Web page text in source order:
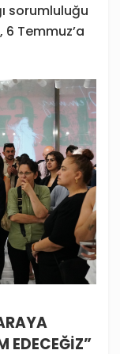
sorumluluğu
Temmuz’a
EDECEĞİZ”